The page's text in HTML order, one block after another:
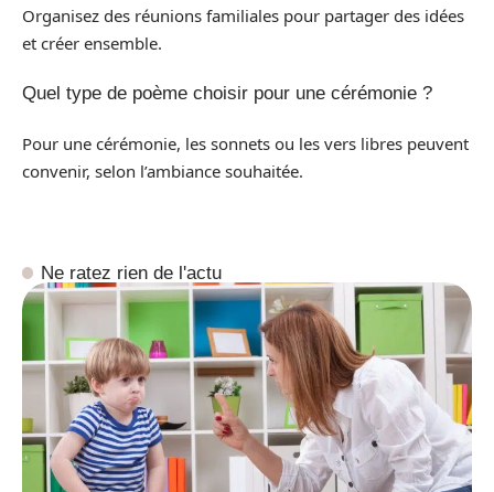
Organisez des réunions familiales pour partager des idées
et créer ensemble.
Quel type de poème choisir pour une cérémonie ?
Pour une cérémonie, les sonnets ou les vers libres peuvent
convenir, selon l’ambiance souhaitée.
Ne ratez rien de l'actu